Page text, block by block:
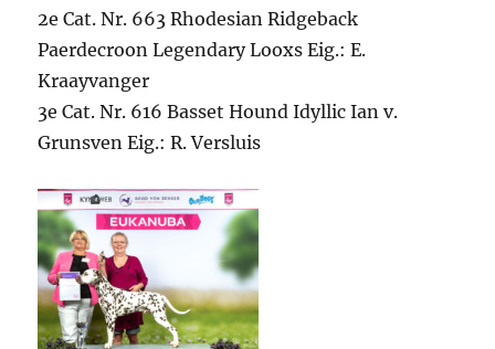
2e Cat. Nr. 663 Rhodesian Ridgeback
Paerdecroon Legendary Looxs Eig.: E.
Kraayvanger
3e Cat. Nr. 616 Basset Hound Idyllic Ian v.
Grunsven Eig.: R. Versluis